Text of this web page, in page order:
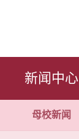
新闻中心
母校新闻